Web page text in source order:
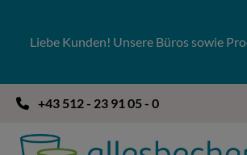
Liebe Kunden! Unsere Büros sowie
+43 512 - 23 91 05 - 0